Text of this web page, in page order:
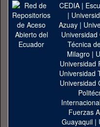
CEDIA|
|
Azuay|
Técnica
Milagro |
Universidad
Universidad
Universidad
Fuerzas
Guayaquil|